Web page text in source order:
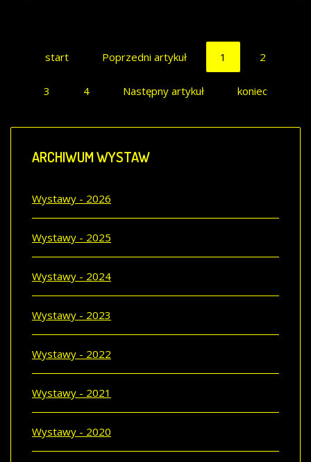
start Poprzedni artykuł 1 2
3 4 Następny artykuł koniec
ARCHIWUMWYSTAW
Wystawy - 2026
Wystawy - 2025
Wystawy - 2024
Wystawy - 2023
Wystawy - 2022
Wystawy - 2021
Wystawy - 2020